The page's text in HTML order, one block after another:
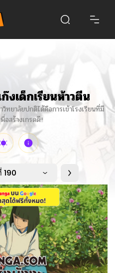
เด็กเรียนห้าวตีน
ทยาลัยปกติได้คือการเข้าโรงเรียนที่มี
อสร้างเกรดดี!!
190